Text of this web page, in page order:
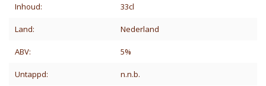
Inhoud: 33cl
Land: Nederland
ABV: 5%
Untappd: n.n.b.